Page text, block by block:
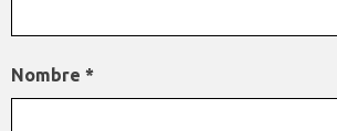
Nombre *